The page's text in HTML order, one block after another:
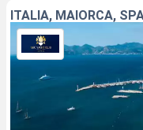
ITALIA, MAIORCA,